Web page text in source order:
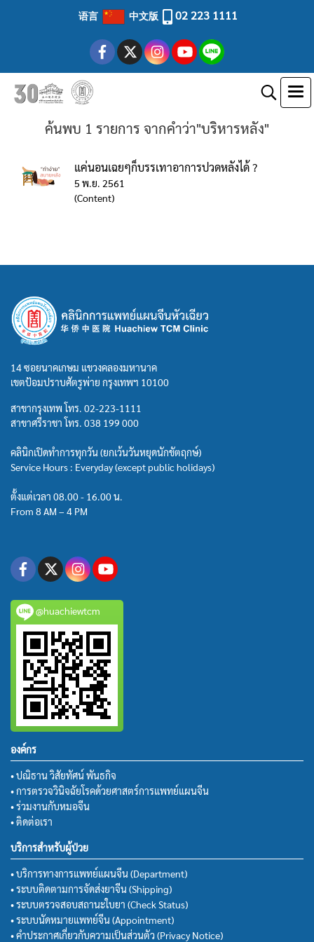
语言 中文版 02 223 1111
ค้นพบ 1 รายการ จากคำว่า"บริหารหลัง"
แค่นอนเฉยๆก็บรรเทาอาการปวดหลังได้ ?
5 พ.ย. 2561
(Content)
14 ซอยนาคเกษม แขวงคลองมหานาค
เขตป้อมปราบศัตรูพ่าย กรุงเทพฯ 10100
สาขากรุงเทพ โทร. 02-223-1111
สาขาศรีราชา โทร. 038 199 000
คลินิกเปิดทำการทุกวัน (ยกเว้นวันหยุดนักขัตฤกษ์)
Service Hours : Everyday (except public holidays)
ตั้งแต่เวลา 08.00 - 16.00 น.
From 8 AM – 4 PM
@huachiewtcm
องค์กร
• ปณิธาน วิสัยทัศน์ พันธกิจ
• การตรวจวินิจฉัยโรคด้วยศาสตร์การแพทย์แผนจีน
• ร่วมงานกับหมอจีน
• ติดต่อเรา
บริการสำหรับผู้ป่วย
• บริการทางการแพทย์แผนจีน (Department)
• ระบบติดตามการจัดส่งยาจีน (Shipping)
• ระบบตรวจสอบสถานะใบยา (Check Status)
• ระบบนัดหมายแพทย์จีน (Appointment)
• คำประกาศเกี่ยวกับความเป็นส่วนตัว (Privacy Notice)